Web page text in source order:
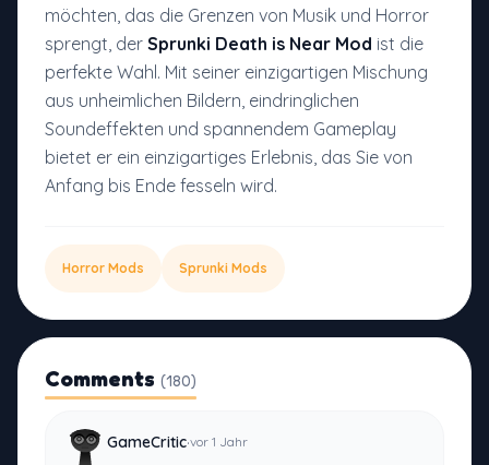
möchten, das die Grenzen von Musik und Horror
sprengt, der Sprunki Death is Near Mod ist die
perfekte Wahl. Mit seiner einzigartigen Mischung
aus unheimlichen Bildern, eindringlichen
Soundeffekten und spannendem Gameplay
bietet er ein einzigartiges Erlebnis, das Sie von
Anfang bis Ende fesseln wird.
Horror Mods Sprunki Mods
Comments (180)
GameCritic·vor 1 Jahr